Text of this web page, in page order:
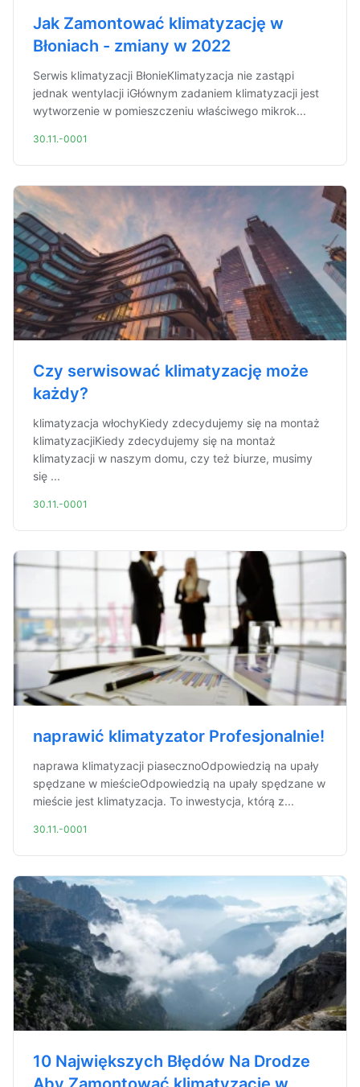
Jak Zamontować klimatyzację w
Błoniach - zmiany w 2022
Serwis klimatyzacji BłonieKlimatyzacja nie zastąpi
jednak wentylacji iGłównym zadaniem klimatyzacji jest
wytworzenie w pomieszczeniu właściwego mikrok...
30.11.-0001
Czy serwisować klimatyzację może
każdy?
klimatyzacja włochyKiedy zdecydujemy się na montaż
klimatyzacjiKiedy zdecydujemy się na montaż
klimatyzacji w naszym domu, czy też biurze, musimy
się ...
30.11.-0001
naprawić klimatyzator Profesjonalnie!
naprawa klimatyzacji piasecznoOdpowiedzią na upały
spędzane w mieścieOdpowiedzią na upały spędzane w
mieście jest klimatyzacja. To inwestycja, którą z...
30.11.-0001
10 Największych Błędów Na Drodze